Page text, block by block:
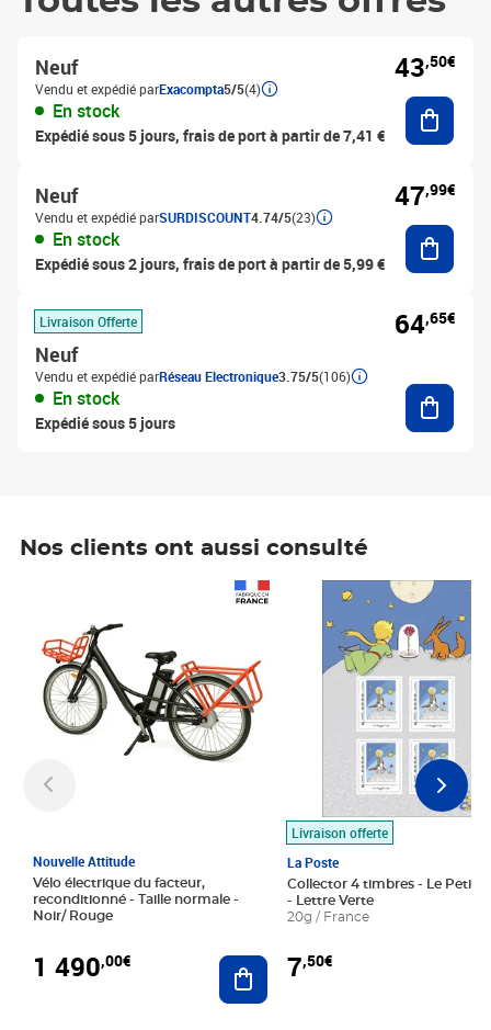
Neuf
Vendu et expédié parExacompta5/5(4)
En stock
Expédié sous 5 jours, frais de port à partir de 7,41 €
43,50€
Neuf
Vendu et expédié parSURDISCOUNT4.74/5(23)
En stock
Expédié sous 2 jours, frais de port à partir de 5,99 €
47,99€
Livraison Offerte
Neuf
Vendu et expédié parRéseau Electronique3.75/5(106)
En stock
Expédié sous 5 jours
64,65€
Nos clients ont aussi consulté
Nouvelle Attitude
Vélo électrique du facteur,
reconditionné - Taille normale -
Noir/ Rouge
1 490,00€ Ajouter au panier
Livraison offerte
La Poste
Collector 4 timbres - Le Petit
- Lettre Verte
20g / France
7,50€
Prix 7,50€